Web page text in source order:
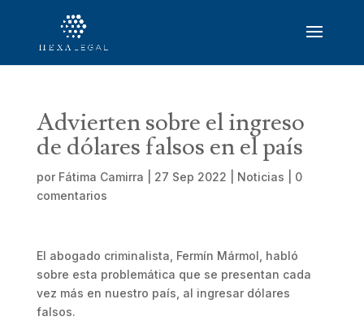
Advierten sobre el ingreso
de dólares falsos en el país
por Fátima Camirra 27 Sep 2022 Noticias
0
comentarios
El abogado criminalista, Fermín Mármol, habló
sobre esta problemática que se presentan cada
vez más en nuestro país, al ingresar dólares
falsos.